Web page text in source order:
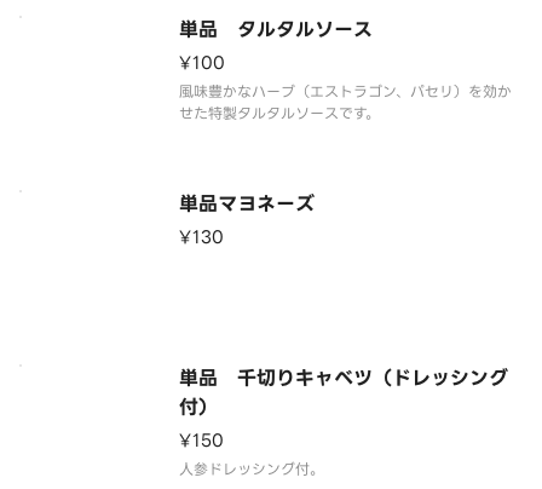
単品 タルタルソース
¥100
風味豊かなハーブ（エストラゴン、パセリ）を効か
せた特製タルタルソースです。
単品マヨネーズ
¥130
単品 千切りキャベツ（ドレッシング
付）
¥150
人参ドレッシング付。